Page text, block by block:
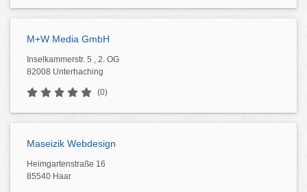
M+W Media GmbH
Inselkammerstr. 5 , 2. OG
82008 Unterhaching
(0)
Maseizik Webdesign
Heimgartenstraße 16
85540 Haar